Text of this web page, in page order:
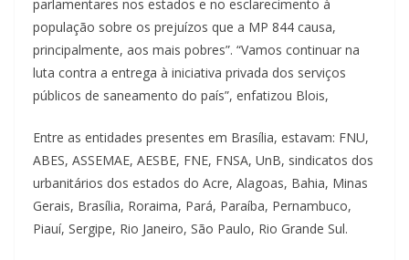
parlamentares nos estados e no esclarecimento à
população sobre os prejuízos que a MP 844 causa,
principalmente, aos mais pobres”. “Vamos continuar na
luta contra a entrega à iniciativa privada dos serviços
públicos de saneamento do país”, enfatizou Blois,
Entre as entidades presentes em Brasília, estavam: FNU,
ABES, ASSEMAE, AESBE, FNE, FNSA, UnB, sindicatos dos
urbanitários dos estados do Acre, Alagoas, Bahia, Minas
Gerais, Brasília, Roraima, Pará, Paraíba, Pernambuco,
Piauí, Sergipe, Rio Janeiro, São Paulo, Rio Grande Sul.